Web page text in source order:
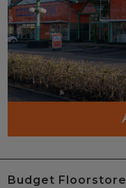
Budget Floorstore